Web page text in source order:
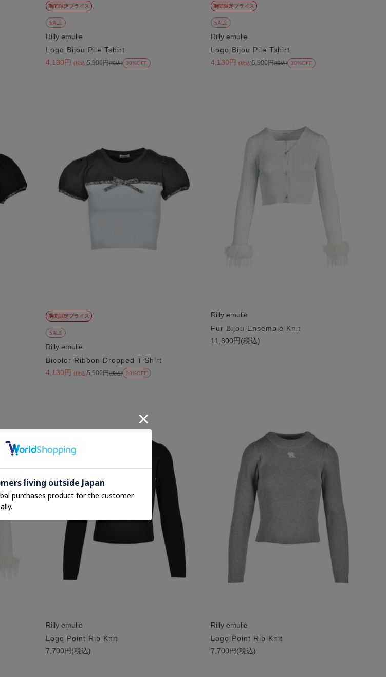
期間限定プライス
SALE
Rilly emulie
Logo Bijou Pile Tshirt
4,130円
(税込)5,900円(税込) 30%OFF
期間限定プライス
SALE
Rilly emulie
Logo Bijou Pile Tshirt
4,130円
(税込)5,900円(税込) 30%OFF
期間限定プライス
SALE
Rilly emulie
Bicolor Ribbon Dropped T Shirt
4,130円
(税込)5,900円(税込) 30%OFF
Rilly emulie
Fur Bijou Ensemble Knit
11,800円(税込)
Rilly emulie
Logo Point Rib Knit
7,700円(税込)
Rilly emulie
Logo Point Rib Knit
7,700円(税込)